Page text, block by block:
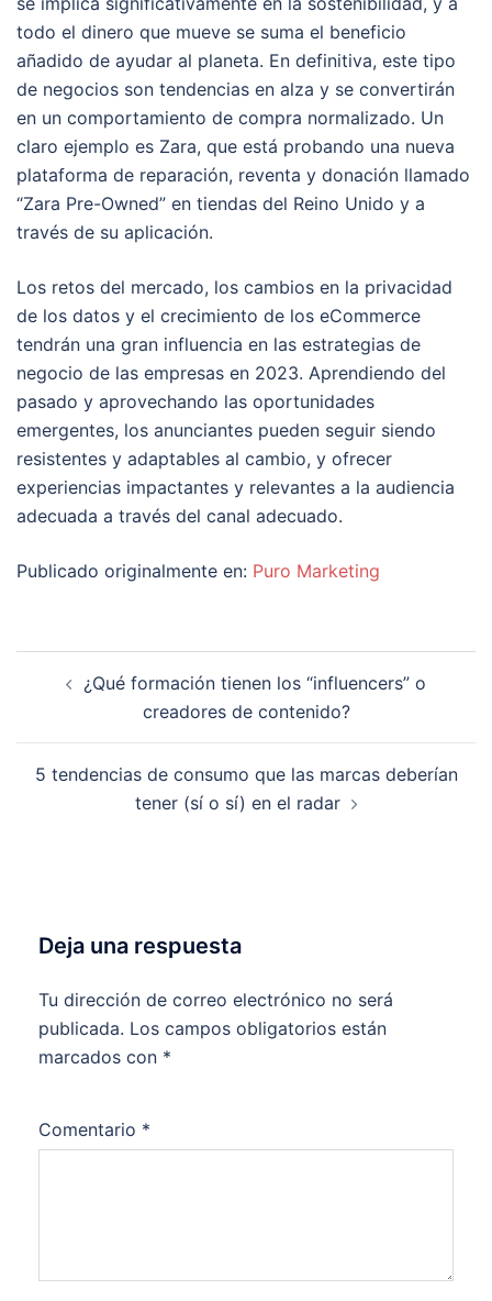
todo el dinero que mueve se suma el beneficio
añadido de ayudar al planeta. En definitiva, este tipo
de negocios son tendencias en alza y se convertirán
en un comportamiento de compra normalizado. Un
claro ejemplo es Zara, que está probando una nueva
plataforma de reparación, reventa y donación llamado
“Zara Pre-Owned” en tiendas del Reino Unido y a
través de su aplicación.
Los retos del mercado, los cambios en la privacidad
de los datos y el crecimiento de los eCommerce
tendrán una gran influencia en las estrategias de
negocio de las empresas en 2023. Aprendiendo del
pasado y aprovechando las oportunidades
emergentes, los anunciantes pueden seguir siendo
resistentes y adaptables al cambio, y ofrecer
experiencias impactantes y relevantes a la audiencia
adecuada a través del canal adecuado.
Publicado originalmente en: Puro Marketing
¿Qué formación tienen los “influencers” o
creadores de contenido?
5 tendencias de consumo que las marcas deberían
tener (sí o sí) en el radar
Deja una respuesta
Tu dirección de correo electrónico no será
publicada. Los campos obligatorios están
marcados con *
Comentario *